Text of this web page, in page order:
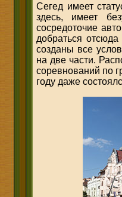
Сегед имеет
здесь, имеет
сосредоточие
добраться
созданы все
на две части.
соревнований по
году даже